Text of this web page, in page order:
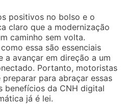
positivos no bolso e o
claro que a modernização
caminho sem volta.
essa são essenciais
a avançar em direção a um
Portanto, motoristas
para abraçar essas
benefícios da CNH digital
já é lei.